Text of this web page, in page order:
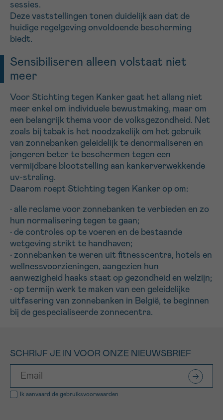
sessies.
Deze vaststellingen tonen duidelijk aan dat de
huidige regelgeving onvoldoende bescherming
biedt.
Sensibiliseren alleen volstaat niet
meer
Voor Stichting tegen Kanker gaat het allang niet
meer enkel om individuele bewustmaking, maar om
een belangrijk thema voor de volksgezondheid. Net
zoals bij tabak is het noodzakelijk om het gebruik
van zonnebanken geleidelijk te denormaliseren en
jongeren beter te beschermen tegen een
vermijdbare blootstelling aan kankerverwekkende
uv-straling.
Daarom roept Stichting tegen Kanker op om:
• alle reclame voor zonnebanken te verbieden en zo
hun normalisering tegen te gaan;
• de controles op te voeren en de bestaande
wetgeving strikt te handhaven;
• zonnebanken te weren uit fitnesscentra, hotels en
wellnessvoorzieningen, aangezien hun
aanwezigheid haaks staat op gezondheid en welzijn;
• op termijn werk te maken van een geleidelijke
uitfasering van zonnebanken in België, te beginnen
bij de gespecialiseerde zonnecentra.
SCHRIJF JE IN VOOR ONZE NIEUWSBRIEF
Ik aanvaard de gebruiksvoorwaarden